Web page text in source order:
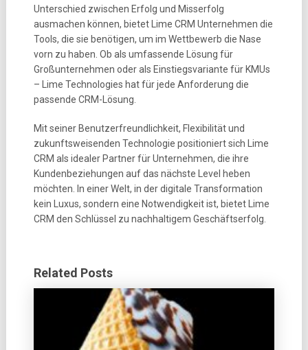
Unterschied zwischen Erfolg und Misserfolg
ausmachen können, bietet Lime CRM Unternehmen die
Tools, die sie benötigen, um im Wettbewerb die Nase
vorn zu haben. Ob als umfassende Lösung für
Großunternehmen oder als Einstiegsvariante für KMUs
– Lime Technologies hat für jede Anforderung die
passende CRM-Lösung.
Mit seiner Benutzerfreundlichkeit, Flexibilität und
zukunftsweisenden Technologie positioniert sich Lime
CRM als idealer Partner für Unternehmen, die ihre
Kundenbeziehungen auf das nächste Level heben
möchten. In einer Welt, in der digitale Transformation
kein Luxus, sondern eine Notwendigkeit ist, bietet Lime
CRM den Schlüssel zu nachhaltigem Geschäftserfolg.
Related Posts